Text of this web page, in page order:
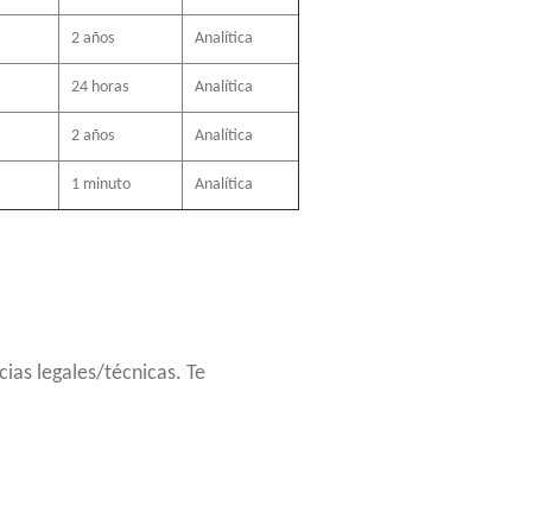
2 años Analítica
24 horas Analítica
2 años Analítica
1 minuto Analítica
legales/técnicas. Te